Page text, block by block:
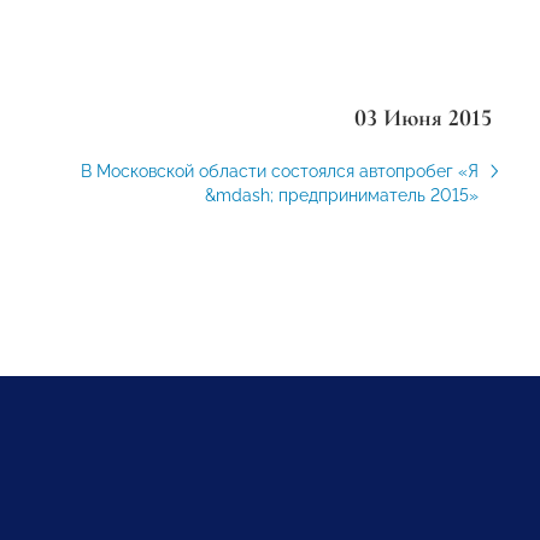
03 Июня 2015
В Московской области состоялся автопробег «Я
&mdash; предприниматель 2015»